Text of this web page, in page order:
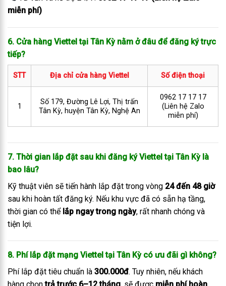
miễn phí)
6. Cửa hàng Viettel tại Tân Kỳ nằm ở đâu để đăng ký trực
tiếp?
STT Địa chỉ cửa hàng Viettel Số điện thoại
1
Số 179, Đường Lê Lợi, Thị trấn
Tân Kỳ, huyện Tân Kỳ, Nghệ An
0962 17 17 17
(Liên hệ Zalo
miễn phí)
7. Thời gian lắp đặt sau khi đăng ký Viettel tại Tân Kỳ là
bao lâu?
Kỹ thuật viên sẽ tiến hành lắp đặt trong vòng 24 đến 48 giờ
sau khi hoàn tất đăng ký. Nếu khu vực đã có sẵn hạ tầng,
thời gian có thể lắp ngay trong ngày, rất nhanh chóng và
tiện lợi.
8. Phí lắp đặt mạng Viettel tại Tân Kỳ có ưu đãi gì không?
Phí lắp đặt tiêu chuẩn là 300.000đ. Tuy nhiên, nếu khách